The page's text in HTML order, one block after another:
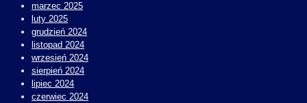
marzec 2025
luty 2025
grudzień 2024
listopad 2024
wrzesień 2024
sierpień 2024
lipiec 2024
czerwiec 2024